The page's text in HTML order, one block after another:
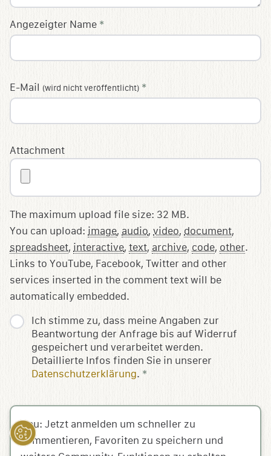
Angezeigter Name *
E-Mail (wird nicht veröffentlicht) *
Ich stimme zu, dass meine Angaben zur
Beantwortung der Anfrage bis auf Widerruf
gespeichert und verarbeitet werden.
Detaillierte Infos finden Sie in unserer
Datenschutzerklärung. *
Attachment
The maximum upload file size: 32 MB.
You can upload: image, audio, video, document,
spreadsheet, interactive, text, archive, code, other.
Links to YouTube, Facebook, Twitter and other
services inserted in the comment text will be
automatically embedded.
Neu: Jetzt anmelden um schneller zu
kommentieren, Favoriten zu speichern und